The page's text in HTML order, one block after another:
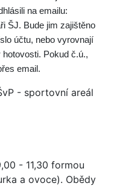
na emailu:
ŠJ. Bude jim zajištěno
účtu, nebo vyrovnají
Pokud č.ú.,
email.
- sportovní areál
- 11,30 formou
a ovoce). Obědy